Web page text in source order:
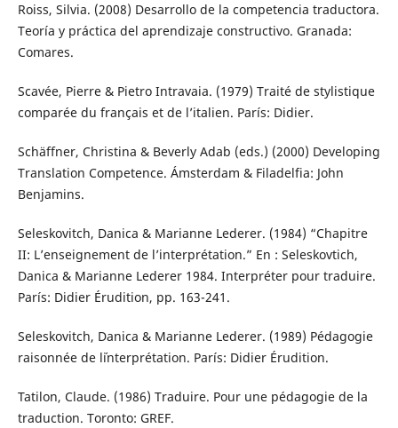
Roiss, Silvia. (2008) Desarrollo de la competencia traductora.
Teoría y práctica del aprendizaje constructivo. Granada:
Comares.
Scavée, Pierre & Pietro Intravaia. (1979) Traité de stylistique
comparée du français et de l’italien. París: Didier.
Schäffner, Christina & Beverly Adab (eds.) (2000) Developing
Translation Competence. Ámsterdam & Filadelfia: John
Benjamins.
Seleskovitch, Danica & Marianne Lederer. (1984) “Chapitre
II: L’enseignement de l’interprétation.” En : Seleskovtich,
Danica & Marianne Lederer 1984. Interpréter pour traduire.
París: Didier Érudition, pp. 163-241.
Seleskovitch, Danica & Marianne Lederer. (1989) Pédagogie
raisonnée de l´interprétation. París: Didier Érudition.
Tatilon, Claude. (1986) Traduire. Pour une pédagogie de la
traduction. Toronto: GREF.